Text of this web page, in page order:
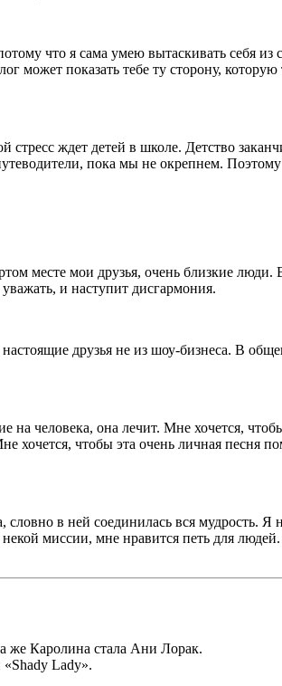
что я сама умею вытаскивать себя
может показать тебе ту сторону,
ждет детей в школе. Детство
пока мы не окрепнем.
месте мои друзья, очень близкие
и наступит дисгармония.
друзья не из шоу-бизнеса. В
на человека, она лечит. Мне хочется,
хочется, чтобы эта очень личная песня
в ней соединилась вся мудрость. Я
миссии, мне нравится петь для
же Каролина стала Ани Лорак.
«Shady Lady».